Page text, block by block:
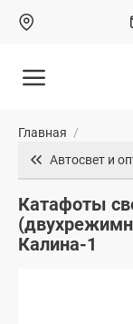
Главная /
Автосвет и
Катафоты
Калина-1